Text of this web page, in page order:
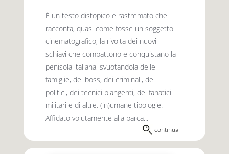
È un testo distopico e rastremato che
racconta, quasi come fosse un soggetto
cinematografico, la rivolta dei nuovi
schiavi che combattono e conquistano la
penisola italiana, svuotandola delle
famiglie, dei boss, dei criminali, dei
politici, dei tecnici piangenti, dei fanatici
militari e di altre, (in)umane tipologie.
Affidato volutamente alla parca...
continua